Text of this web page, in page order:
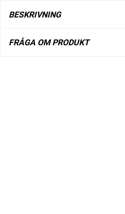
BESKRIVNING
FRÅGA OM PRODUKT